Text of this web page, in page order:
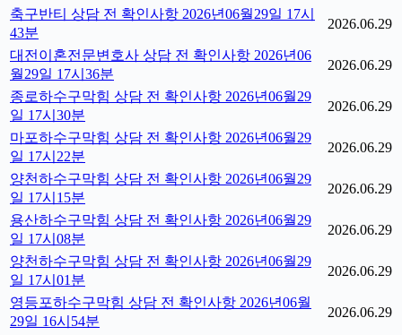
축구반티 상담 전 확인사항 2026년06월29일 17시
43분
2026.06.29
대전이혼전문변호사 상담 전 확인사항 2026년06
월29일 17시36분
2026.06.29
종로하수구막힘 상담 전 확인사항 2026년06월29
일 17시30분
2026.06.29
마포하수구막힘 상담 전 확인사항 2026년06월29
일 17시22분
2026.06.29
양천하수구막힘 상담 전 확인사항 2026년06월29
일 17시15분
2026.06.29
용산하수구막힘 상담 전 확인사항 2026년06월29
일 17시08분
2026.06.29
양천하수구막힘 상담 전 확인사항 2026년06월29
일 17시01분
2026.06.29
영등포하수구막힘 상담 전 확인사항 2026년06월
29일 16시54분
2026.06.29